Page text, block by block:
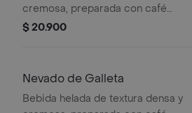
cremosa, preparada con café
espresso, brownie triturado, mezcla
$ 20.900
Nevado de Galleta
Bebida helada de textura densa y